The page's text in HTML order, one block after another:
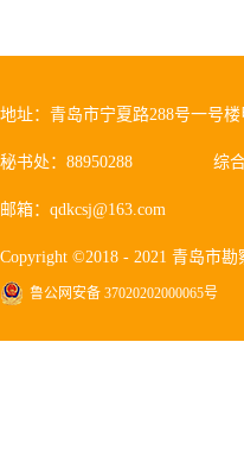
地址：青岛市宁夏路288号一号楼
秘书处：88950288 综
邮箱：qdkcsj@163.com
Copyright ©2018 - 2021 青岛市
鲁公网安备 37020202000065号